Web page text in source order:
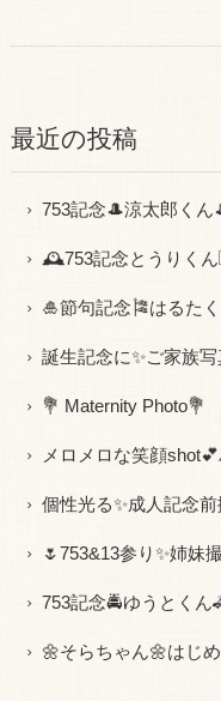
最近の投稿
753記念🎩涼太郎くん
🕰753記念とうりくん
🎍節句記念🎏はるた
誕生記念に✨ご家族写
💐 Maternity Photo💐
メロメロな笑顔
個性光る✨成人記念
🌷753&13参り✨姉妹
753記念🚔ゆうとくん
🌼そらちゃん🌼はじ